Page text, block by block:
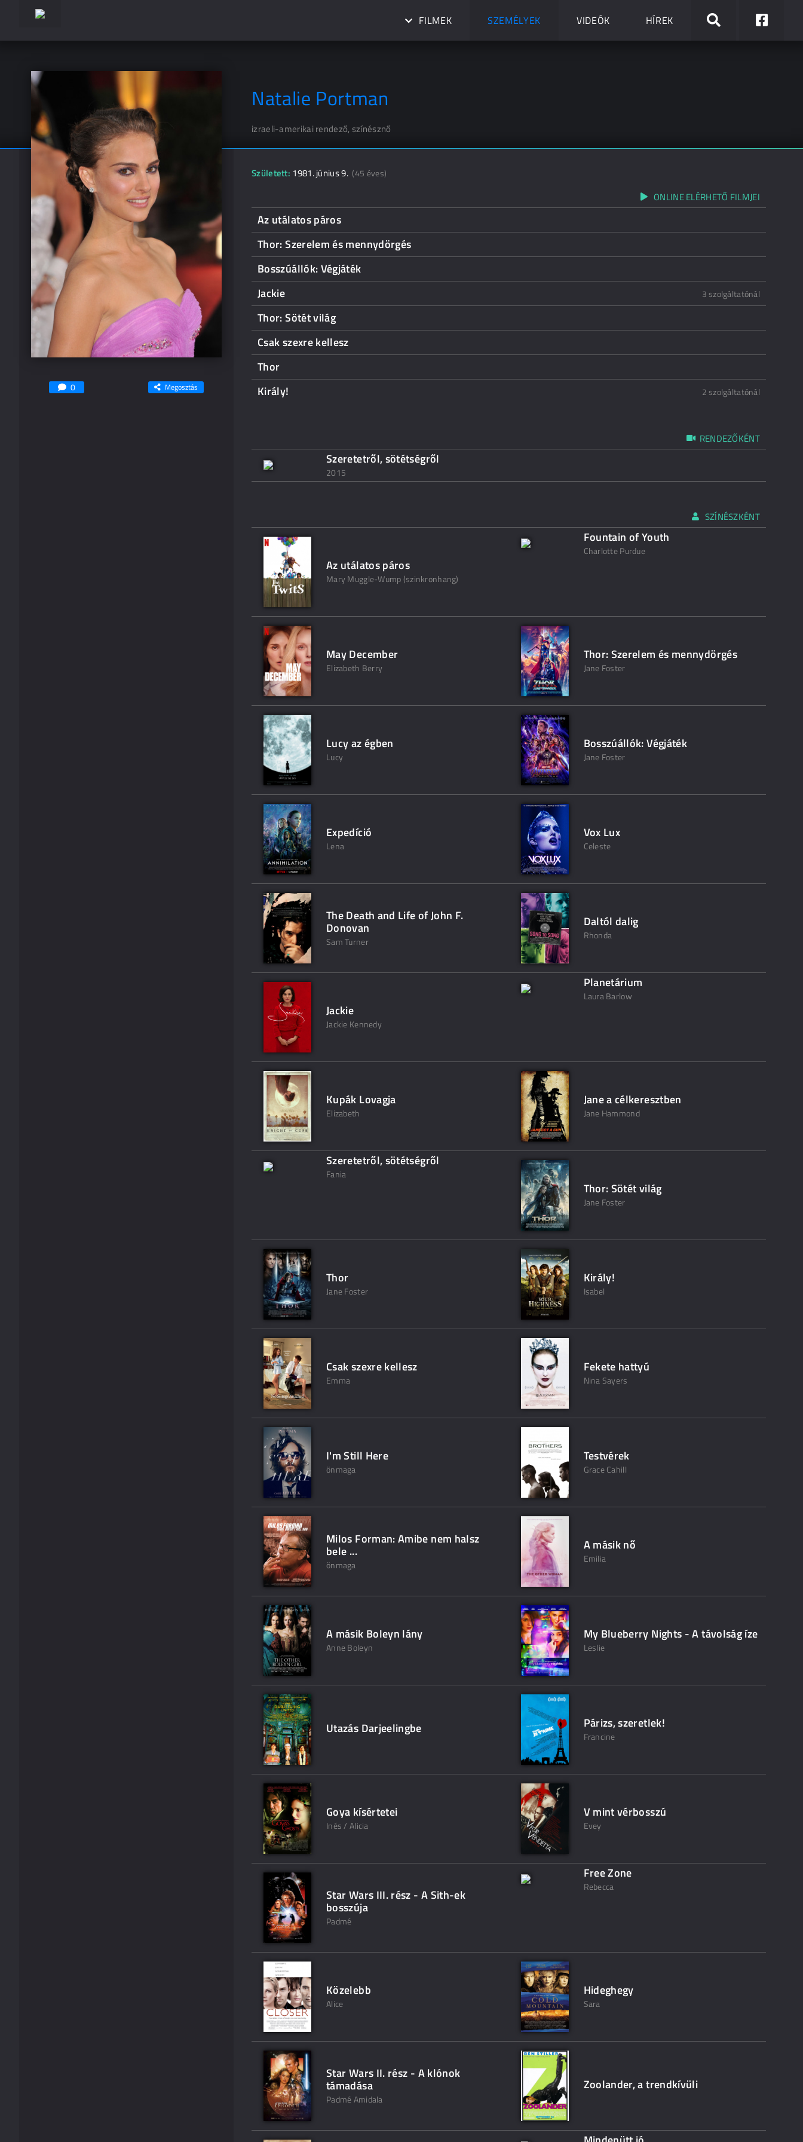
FILMEK SZEMÉLYEK VIDEÓK HÍREK
Natalie Portman
izraeli-amerikai rendező, színésznő
0 Megosztás
Született: 1981. június 9. (45 éves)
ONLINE ELÉRHETŐ FILMJEI
Az utálatos páros
Thor: Szerelem és mennydörgés
Bosszúállók: Végjáték
Jackie
3 szolgáltatónál
Thor: Sötét világ
Csak szexre kellesz
Thor
Király!
2 szolgáltatónál
RENDEZŐKÉNT
Szeretetről, sötétségről
2015
SZÍNÉSZKÉNT
Az utálatos páros
Mary Muggle-Wump (szinkronhang)
Fountain of Youth
Charlotte Purdue
May December
Elizabeth Berry
Thor: Szerelem és mennydörgés
Jane Foster
Lucy az égben
Lucy
Bosszúállók: Végjáték
Jane Foster
Expedíció
Lena
Vox Lux
Celeste
The Death and Life of John F.
Donovan
Sam Turner
Daltól dalig
Rhonda
Jackie
Jackie Kennedy
Planetárium
Laura Barlow
Kupák Lovagja
Elizabeth
Jane a célkeresztben
Jane Hammond
Szeretetről, sötétségről
Fania
Thor: Sötét világ
Jane Foster
Thor
Jane Foster
Király!
Isabel
Csak szexre kellesz
Emma
Fekete hattyú
Nina Sayers
I'm Still Here
önmaga
Testvérek
Grace Cahill
Milos Forman: Amibe nem halsz
bele ...
önmaga
A másik nő
Emilia
A másik Boleyn lány
Anne Boleyn
My Blueberry Nights - A távolság íze
Leslie
Utazás Darjeelingbe Párizs, szeretlek!
Francine
Goya kísértetei
Inés / Alicia
V mint vérbosszú
Evey
Star Wars III. rész - A Sith-ek
bosszúja
Padmé
Free Zone
Rebecca
Közelebb
Alice
Hideghegy
Sara
Star Wars II. rész - A klónok
támadása
Padmé Amidala
Zoolander, a trendkívüli